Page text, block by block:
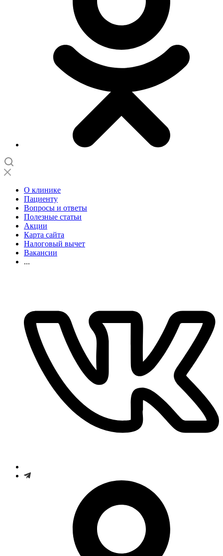
О клинике
Пациенту
Вопросы и ответы
Полезные статьи
Акции
Карта сайта
Налоговый вычет
Вакансии
...